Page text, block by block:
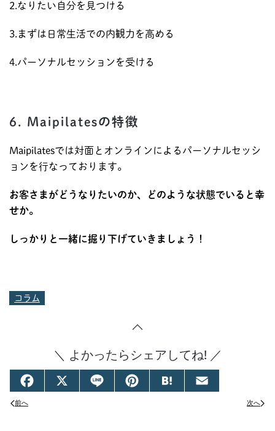
2.なりたい自分を見つける
3.まずは日常生活での内観力を高める
4.パーソナルセッションを受ける
6. Maipilatesの特徴
Maipilatesでは対面とオンラインによるパーソナルセッシ
ョンを行なっております。
お客さまがどうなりたいのか、どのような状態でいると幸
せか。
しっかりと一緒に掘り下げていきましょう！
コラム
＼ よかったらシェアしてね! ／
Facebook Pinterest Hatena
前へ 次へ